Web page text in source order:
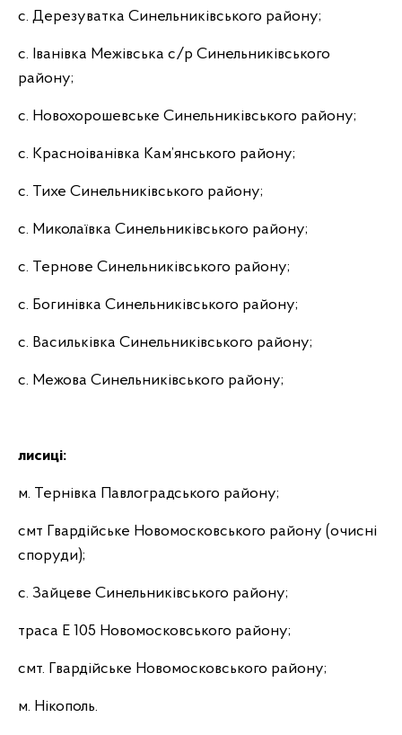
с. Дерезуватка Синельниківського району;
с. Іванівка Межівська с/р Синельниківського
району;
с. Новохорошевське Синельниківського району;
с. Красноіванівка Кам’янського району;
с. Тихе Синельниківського району;
с. Миколаївка Синельниківського району;
с. Тернове Синельниківського району;
с. Богинівка Синельниківського району;
с. Васильківка Синельниківського району;
с. Межова Синельниківського району;
лисиці:
м. Тернівка Павлоградського району;
смт Гвардійське Новомосковського району (очисні
споруди);
с. Зайцеве Синельниківського району;
траса Е 105 Новомосковського району;
смт. Гвардійське Новомосковського району;
м. Нікополь.